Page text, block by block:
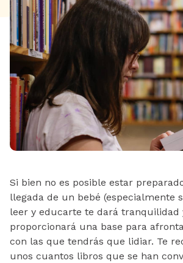
Si bien no es posible estar
llegada de un bebé (especialmente
leer y educarte te dará tranquilidad
proporcionará una base para
con las que tendrás que lidiar. Te
unos cuantos libros que se han